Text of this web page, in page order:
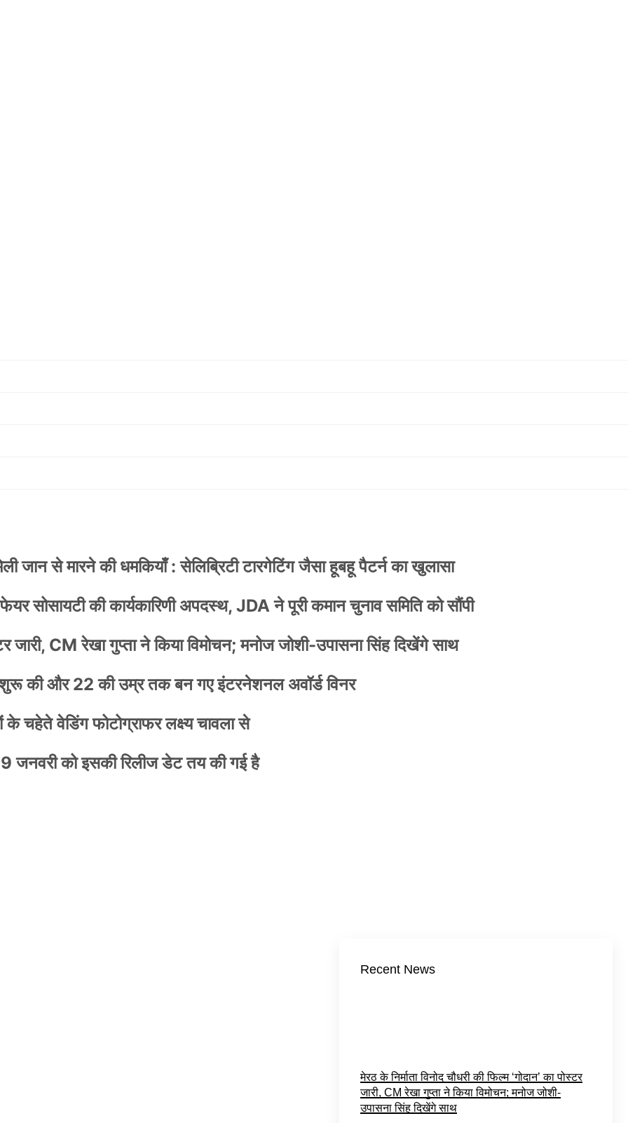
जान से मारने की धमकियाँ : सेलिब्रिटी टारगेटिंग जैसा हूबहू पैटर्न का खुलासा
सोसायटी की कार्यकारिणी अपदस्थ, JDA ने पूरी कमान चुनाव समिति को सौंपी
जारी, CM रेखा गुप्ता ने किया विमोचन; मनोज जोशी-उपासना सिंह दिखेंगे साथ
की और 22 की उम्र तक बन गए इंटरनेशनल अवॉर्ड विनर
के चहेते वेडिंग फोटोग्राफर लक्ष्य चावला से
जनवरी को इसकी रिलीज डेट तय की गई है
Recent News
मेरठ के निर्माता विनोद चौधरी की फिल्म ‘गोदान’ का पोस्टर
जारी, CM रेखा गुप्ता ने किया विमोचन; मनोज जोशी-
उपासना सिंह दिखेंगे साथ